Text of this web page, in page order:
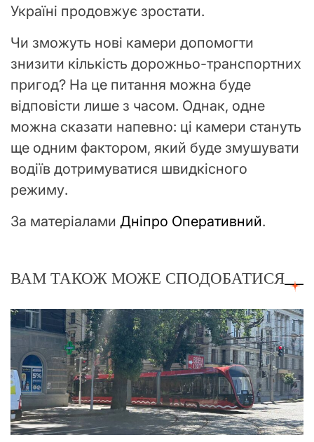
Україні продовжує зростати.
Чи зможуть нові камери допомогти
знизити кількість дорожньо-транспортних
пригод? На це питання можна буде
відповісти лише з часом. Однак, одне
можна сказати напевно: ці камери стануть
ще одним фактором, який буде змушувати
водіїв дотримуватися швидкісного
режиму.
За матеріалами Дніпро Оперативний.
ВАМ ТАКОЖ МОЖЕ СПОДОБАТИСЯ